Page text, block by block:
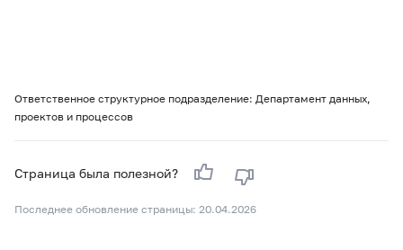
Ответственное структурное подразделение: Департамент данных,
проектов и процессов
Страница была полезной?
Последнее обновление страницы: 20.04.2026